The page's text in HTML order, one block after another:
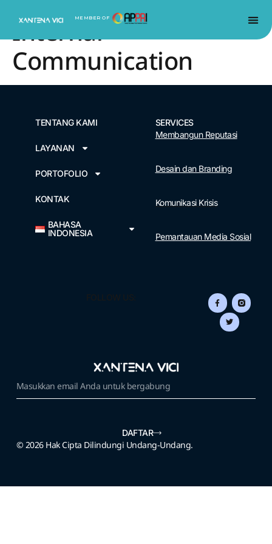
MEMBER OF
Internal
Communication
DAFTAR
© 2026 Hak Cipta Dilindungi Undang-Undang.
TENTANG KAMI
LAYANAN
PORTOFOLIO
KONTAK
BAHASA
INDONESIA
SERVICES
Membangun Reputasi
Desain dan Branding
Komunikasi Krisis
Pemantauan Media Sosial